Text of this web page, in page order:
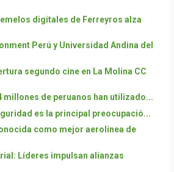
digitales de Ferreyros alza
Perú y Universidad Andina del
segundo cine en La Molina CC
millones de peruanos han utilizado...
es la principal preocupació...
como mejor aerolínea de
Líderes impulsan alianzas